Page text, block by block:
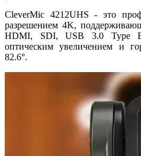
CleverMic 4212UHS - это
разрешением 4K,
HDMI, SDI, USB 3.0 Type
оптическим увеличением и
82.6°.